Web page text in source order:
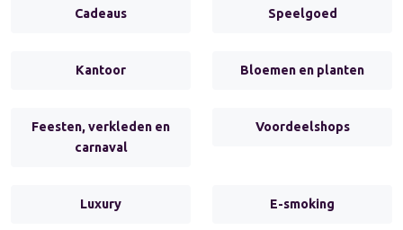
Cadeaus Speelgoed
Kantoor Bloemen en planten
Feesten, verkleden en
carnaval
Voordeelshops
Luxury E-smoking